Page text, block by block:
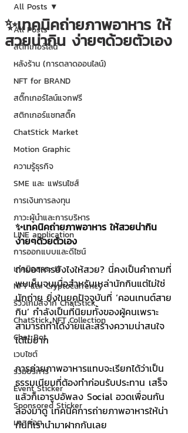
All Posts
สติกเกอร์ไลน์
หลังร้าน (การตลาดออนไลน์)
NFT for BRAND
สติ๊กเกอร์ไลน์แจกฟรี
สติกเกอร์แชทสติ๊ค
ChatStick Market
Motion Graphic
ความรู้ธุรกิจ
SME และ แฟรนไชส์
การเงินการลงทุน
ภาวะผู้นำและการบริหาร
LINE application
การออกแบบและดีไซน์
เทคนิคสาระ IT
NFT และ Cryptocurrency
รีวิวเกมส์จาก ChatStick
ChatStick NFT Collection
Chat Bot
เวบไซต์
รวมบริการ
Event Sticker
Sponsored Sticker
มาสคอต
All Posts
✨เทคนิคถ่ายภาพอาหาร ให้
สวยน่ากิน ง่ายๆด้วยตัวเอง
✨เทคนิคถ่ายภาพอาหาร ให้สวยน่ากิน
ง่ายๆด้วยตัวเอง
ถ่ายอาหารยังไงให้สวย? นี่คงเป็นคำถามที่
พบเห็นจนเบื่อสำหรับเหล่านักกินแต่ไม่ใช่
นักถ่าย ยิ่งในยุคปัจจุบันที่ ‘คอนเทนต์สาย
กิน’ กำลังเป็นที่นิยมทั้งของผู้คนเพราะ
สามารถทำได้ง่ายและสร้างความน่าสนใจ
ได้ไม่ยาก
การถ่ายภาพอาหารแทบจะเรียกได้ว่าเป็น
ธรรมเนียมที่ต้องทำก่อนรับประทาน เสร็จ
แล้วก็เอารูปอัพลง Social อวดเพื่อนกัน
ลองมาดู เทคนิคการถ่ายภาพอาหารให้น่า
กินที่เรานำมาฝากกันเลย